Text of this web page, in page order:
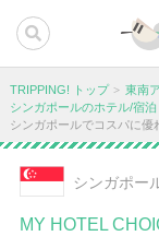
TRIPPING! トップ 東南
シンガポールのホテル/宿泊
シンガポールでコスパに
シンガポー
MY HOTEL